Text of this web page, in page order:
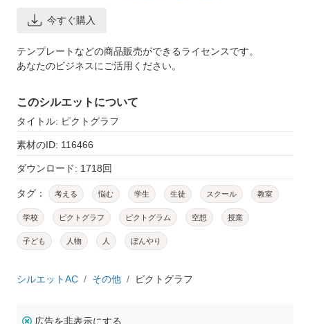
今すぐ購入
テンプレートなどの商品販売ができるライセンスです。
あなたのビジネスにご活用ください。
このシルエットについて
タイトル: ピクトグラフ
素材のID: 116466
ダウンロード: 1718回
タグ： 考える 悩む 学生 生徒 スクール 教室
学校 ピクトグラフ ピクトグラム 空想 授業
子ども 人物 人 ぼんやり
シルエットAC その他 ピクトグラフ
広告を非表示にする